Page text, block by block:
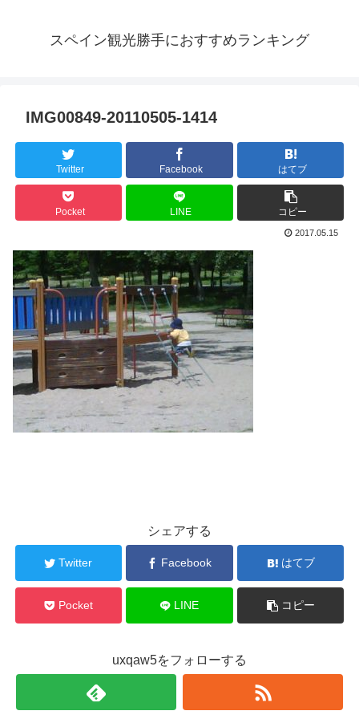
スペイン観光勝手におすすめランキング
IMG00849-20110505-1414
Twitter Facebook はてブ
Pocket LINE コピー
2017.05.15
シェアする
Twitter Facebook はてブ
Pocket LINE コピー
uxqaw5をフォローする